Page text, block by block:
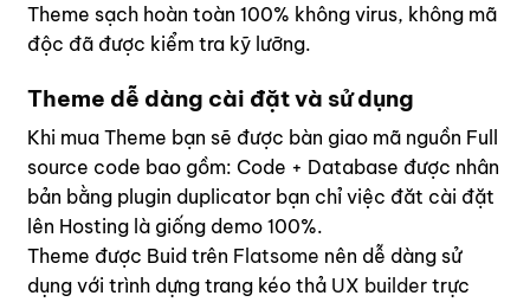
Theme sạch hoàn toàn 100% không virus, không mã
độc đã được kiểm tra kỹ lưỡng.
Theme dễ dàng cài đặt và sử dụng
Khi mua Theme bạn sẽ được bàn giao mã nguồn Full
source code bao gồm: Code + Database được nhân
bản bằng plugin duplicator bạn chỉ việc đăt cài đặt
lên Hosting là giống demo 100%.
Theme được Buid trên Flatsome nên dễ dàng sử
dụng với trình dựng trang kéo thả UX builder trực